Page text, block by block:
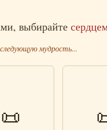
выбирайте
мудрость...
📜решении